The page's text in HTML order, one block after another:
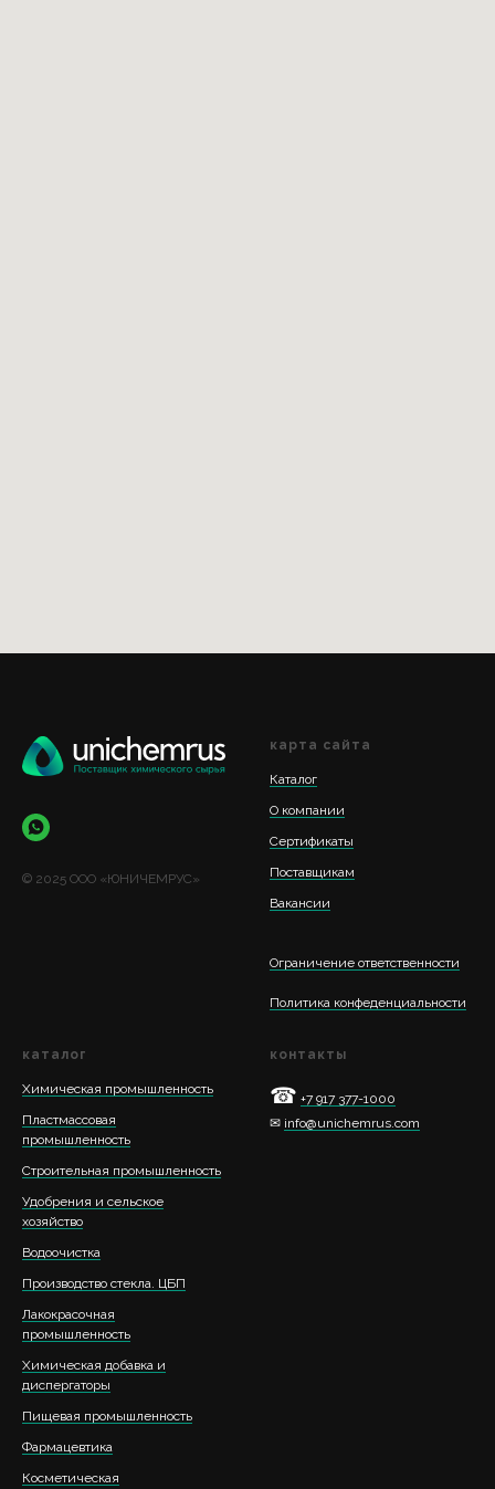
© 2025 ООО «ЮНИЧЕМРУС»
карта сайта
Каталог
О компании
Сертификаты
Поставщикам
Вакансии
Ограничение ответственности
Политика конфеденциальности
каталог
Химическая промышленность
Пластмассовая
промышленность
Строительная промышленность
Удобрения и сельское
хозяйство
Водоочистка
Производство стекла. ЦБП
Лакокрасочная
промышленность
Химическая добавка и
диспергаторы
Пищевая промышленность
Фармацевтика
Косметическая
контакты
☎ +7 917 377-1000
✉ info@unichemrus.com